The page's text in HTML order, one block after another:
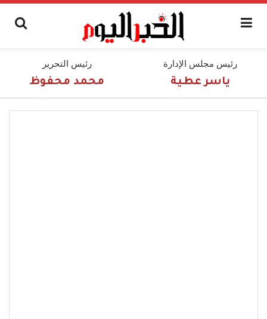
رئيس مجلس الإدارة
ياسر عطية
رئيس التحرير
محمد محفوظ